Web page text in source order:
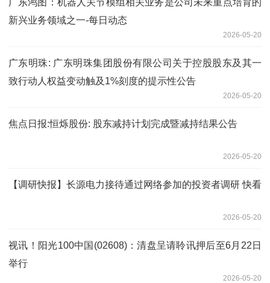
广东鸿图：机器人关节模组相关业务是公司未来重点培育的
新兴业务领域之一-每日动态
2026-05-20
广东明珠: 广东明珠集团股份有限公司关于控股股东及其一
致行动人权益变动触及1%刻度的提示性公告
2026-05-20
焦点日报:恒烁股份: 股东减持计划完成暨减持结果公告
2026-05-20
【调研快报】长源电力接待通过网络参加的投资者调研 快看
2026-05-20
视讯！阳光100中国(02608)：清盘呈请聆讯押后至6月22日
举行
2026-05-20